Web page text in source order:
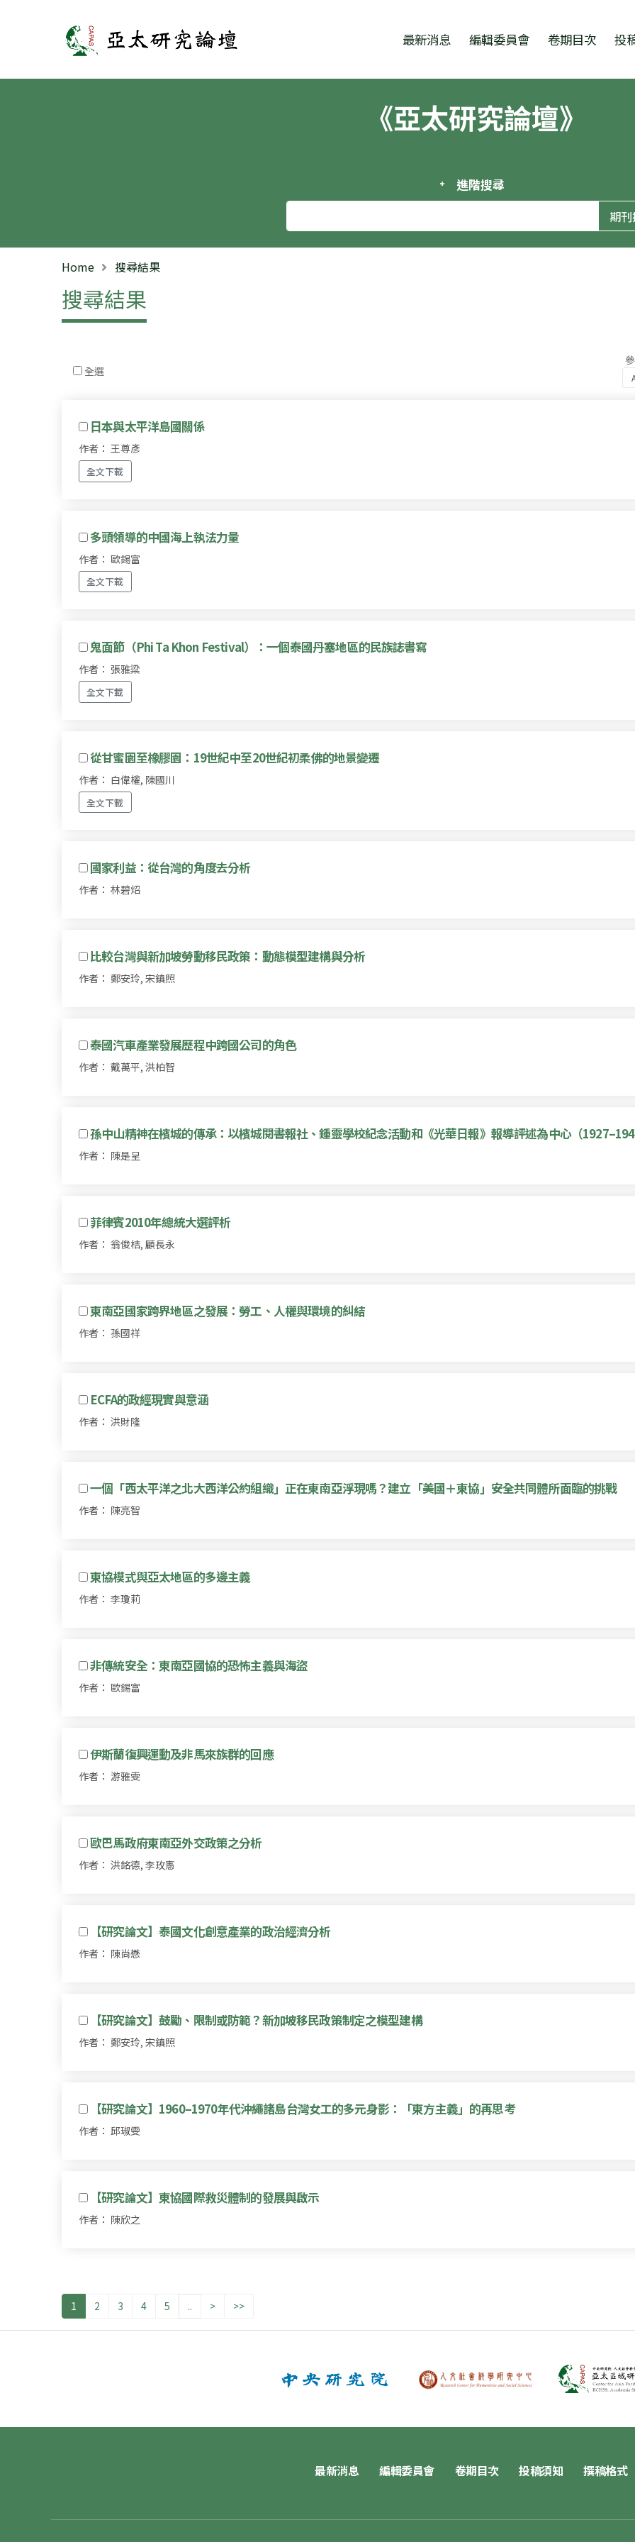
亞太研究論壇 最新消息 編輯委員會 卷期目次 投
《亞太研究論壇》
進階搜尋
Home 搜尋結果
搜尋結果
全選
日本與太平洋島國關係
作者： 王尊彥
全文下載
多頭領導的中國海上執法力量
作者： 歐錫富
全文下載
鬼面節（Phi Ta Khon Festival）：一個泰國丹塞地區的民族誌書寫
作者： 張雅粱
全文下載
從甘蜜園至橡膠園：19世紀中至20世紀初柔佛的地景變遷
作者： 白偉權, 陳國川
全文下載
國家利益：從台灣的角度去分析
作者： 林碧炤
比較台灣與新加坡勞動移民政策：動態模型建構與分析
作者： 鄭安玲, 宋鎮照
泰國汽車產業發展歷程中跨國公司的角色
作者： 戴萬平, 洪柏智
孫中山精神在檳城的傳承：以檳城閱書報社、鍾靈學校紀念活動和《光華日報》報導評述為中心（
作者： 陳是呈
菲律賓2010年總統大選評析
作者： 翁俊桔, 顧長永
東南亞國家跨界地區之發展：勞工、人權與環境的糾結
作者： 孫國祥
ECFA的政經現實與意涵
作者： 洪財隆
一個「西太平洋之北大西洋公約組織」正在東南亞浮現嗎？建立「美國＋東協」安全共同體所面臨的挑戰
作者： 陳亮智
東協模式與亞太地區的多邊主義
作者： 李瓊莉
非傳統安全：東南亞國協的恐怖主義與海盜
作者： 歐錫富
伊斯蘭復興運動及非馬來族群的回應
作者： 游雅雯
歐巴馬政府東南亞外交政策之分析
作者： 洪銘德, 李玫憲
【研究論文】泰國文化創意產業的政治經濟分析
作者： 陳尚懋
【研究論文】鼓勵、限制或防範？新加坡移民政策制定之模型建構
作者： 鄭安玲, 宋鎮照
【研究論文】1960–1970年代沖繩諸島台灣女工的多元身影：「東方主義」的再思考
作者： 邱琡雯
【研究論文】東協國際救災體制的發展與啟示
作者： 陳欣之
1 2 3 4 5 .. > >>
最新消息 編輯委員會 卷期目次 投稿須知 撰稿格式